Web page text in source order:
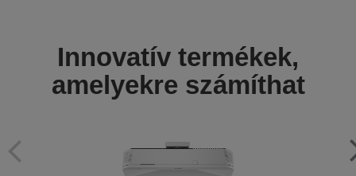
Innovatív termékek,
amelyekre számíthat